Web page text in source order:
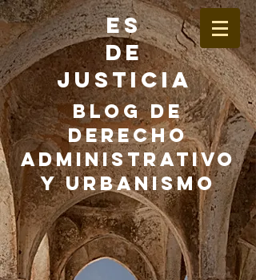
ES
DE
JUSTICIA
BLOG DE
DERECHO
ADMINISTRATIVO
Y URBANISMO